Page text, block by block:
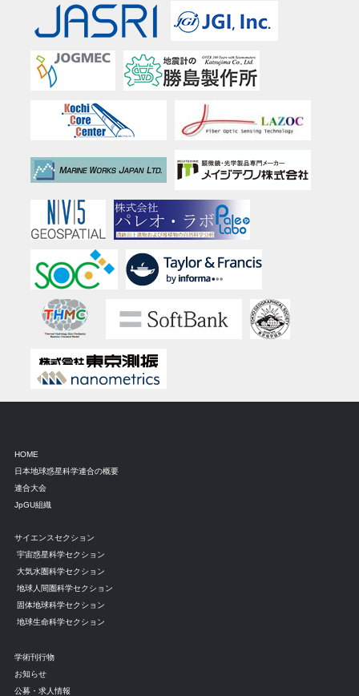
HOME
日本地球惑星科学連合の概要
連合大会
JpGU組織
サイエンスセクション
宇宙惑星科学セクション
大気水圏科学セクション
地球人間圏科学セクション
固体地球科学セクション
地球生命科学セクション
学術刊行物
お知らせ
公募・求人情報